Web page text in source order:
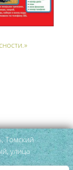
Томский
улица